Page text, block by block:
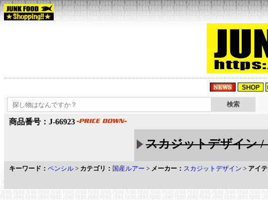
商品番号：J-66923
スカジットデザイン
キーワード： ペンシル > カテゴリ： 国産ルアー > メーカー： スカジットデザイン > アイテ